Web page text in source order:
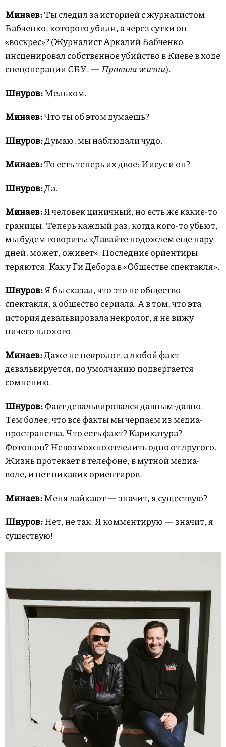
Минаев:Ты следил за историей с журналистом
Бабченко, которого убили, а через сутки он
«воскрес»? (Журналист Аркадий Бабченко
инсценировал собственное убийство в Киеве в ходе
спецоперации СБУ. —Правила жизни).
Шнуров:Мельком.
Минаев:Что ты об этом думаешь?
Шнуров:Думаю, мы наблюдали чудо.
Минаев:То есть теперь их двое: Иисус и он?
Шнуров:Да.
Минаев:Я человек циничный, но есть же какие-то
границы. Теперь каждый раз, когда кого-то убьют,
мы будем говорить: «Давайте подождем еще пару
дней, может, оживет». Последние ориентиры
теряются. Как у Ги Дебора в «Обществе спектакля».
Шнуров:Я бы сказал, что это не общество
спектакля, а общество сериала. А в том, что эта
история девальвировала некролог, я не вижу
ничего плохого.
Минаев:Даже не некролог, а любой факт
девальвируется, по умолчанию подвергается
сомнению.
Шнуров:Факт девальвировался давным-давно.
Тем более, что все факты мы черпаем из медиа-
пространства. Что есть факт? Карикатура?
Фотошоп? Невозможно отделить одно от другого.
Жизнь протекает в телефоне, в мутной медиа-
воде, и нет никаких ориентиров.
Минаев:Меня лайкают — значит, я существую?
Шнуров:Нет, не так. Я комментирую — значит, я
существую!